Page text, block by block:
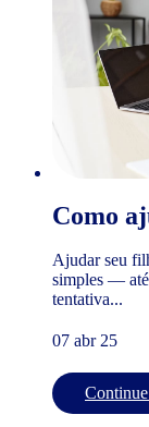
Como
Ajudar seu
simples — até
tentativa...
07 abr 25